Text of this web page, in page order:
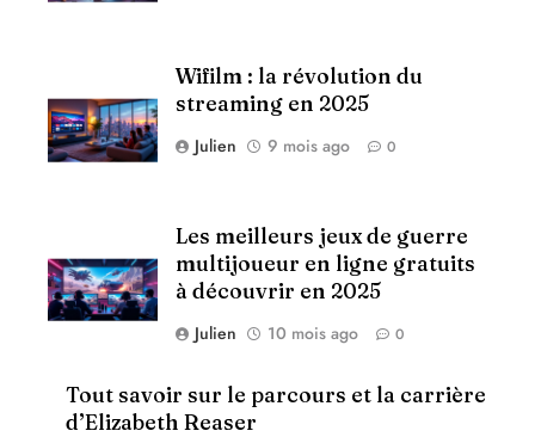
Wifilm : la révolution du
streaming en 2025
Julien 9 mois ago 0
Les meilleurs jeux de guerre
multijoueur en ligne gratuits
à découvrir en 2025
Julien 10 mois ago 0
Tout savoir sur le parcours et la carrière
d’Elizabeth Reaser